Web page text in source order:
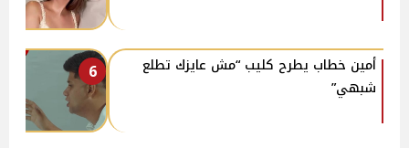
6
أمين خطاب يطرح كليب “مش عايزك تطلع
شبهي”